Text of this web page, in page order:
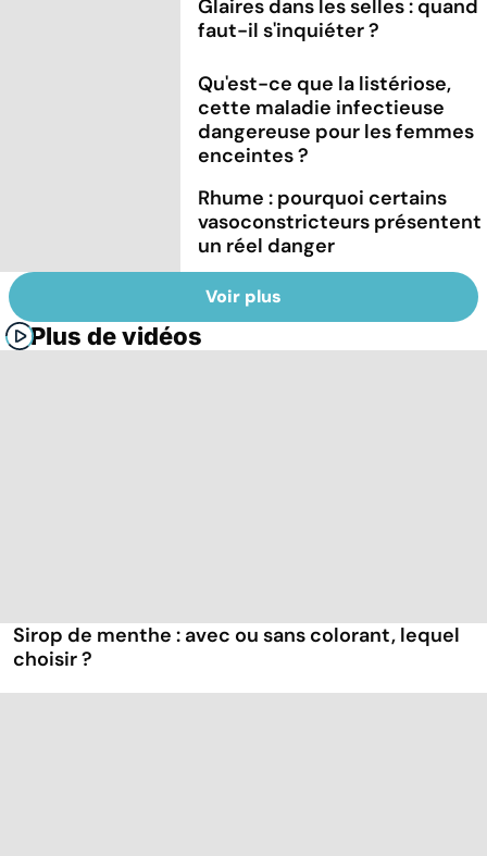
Glaires dans les selles : quand
faut-il s'inquiéter ?
Qu'est-ce que la listériose,
cette maladie infectieuse
dangereuse pour les femmes
enceintes ?
Rhume : pourquoi certains
vasoconstricteurs présentent
un réel danger
Voir plus
Plus de vidéos
Sirop de menthe : avec ou sans colorant, lequel
choisir ?